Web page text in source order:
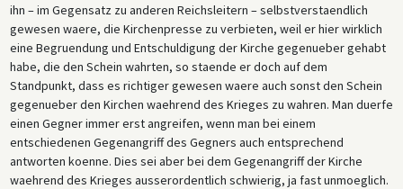
ihn – im Gegensatz zu anderen Reichsleitern – selbstverstaendlich
gewesen waere, die Kirchenpresse zu verbieten, weil er hier wirklich
eine Begruendung und Entschuldigung der Kirche gegenueber gehabt
habe, die den Schein wahrten, so staende er doch auf dem
Standpunkt, dass es richtiger gewesen waere auch sonst den Schein
gegenueber den Kirchen waehrend des Krieges zu wahren. Man duerfe
einen Gegner immer erst angreifen, wenn man bei einem
entschiedenen Gegenangriff des Gegners auch entsprechend
antworten koenne. Dies sei aber bei dem Gegenangriff der Kirche
waehrend des Krieges ausserordentlich schwierig, ja fast unmoeglich.